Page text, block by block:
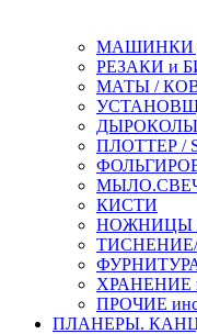
МАШИНКИ
РЕЗАКИ и
МАТЫ /
ДЫРОКОЛЫ
ПЛОТТЕР /
КИСТИ
НОЖНИЦЫ /
ТИСНЕНИЕ/
ХРАНЕНИЕ
ПРОЧИЕ
ПЛАНЕРЫ.